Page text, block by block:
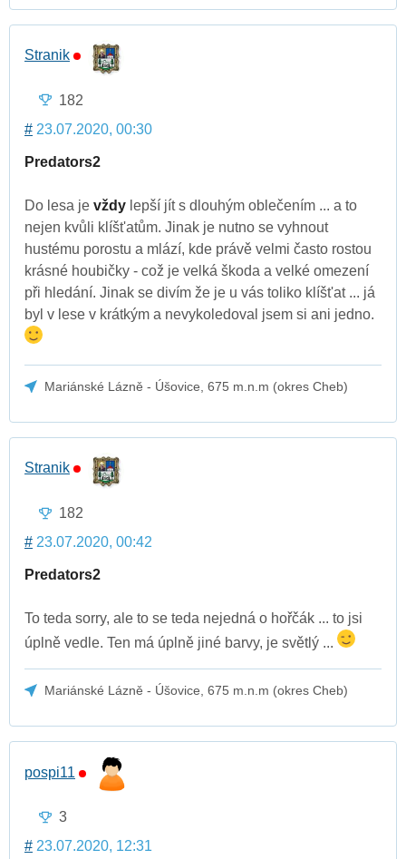
Stranik
182
# 23.07.2020, 00:30
Predators2
Do lesa je vždy lepší jít s dlouhým oblečením ... a to
nejen kvůli klíšt'atům. Jinak je nutno se vyhnout
hustému porostu a mlází, kde právě velmi často rostou
krásné houbičky - což je velká škoda a velké omezení
při hledání. Jinak se divím že je u vás toliko klíšt'at ... já
byl v lese v krátkým a nevykoledoval jsem si ani jedno.
Mariánské Lázně - Úšovice, 675 m.n.m (okres Cheb)
Stranik
182
# 23.07.2020, 00:42
Predators2
To teda sorry, ale to se teda nejedná o hořčák ... to jsi
úplně vedle. Ten má úplně jiné barvy, je světlý ...
Mariánské Lázně - Úšovice, 675 m.n.m (okres Cheb)
pospi11
3
# 23.07.2020, 12:31